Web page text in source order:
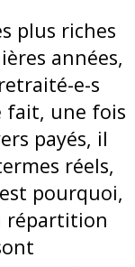
plus riches
années,
e-s
fait, une fois
payés, il
réels,
pourquoi,
répartition